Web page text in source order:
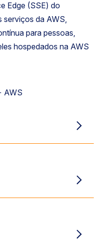
Edge (SSE) do
serviços da AWS,
para pessoas,
hospedados na AWS
AWS